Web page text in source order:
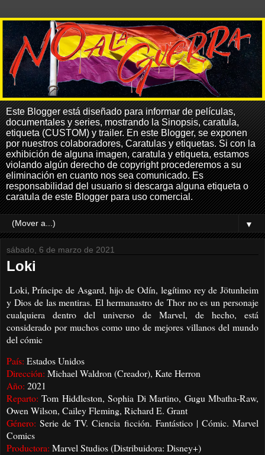
Este Blogger está diseñado para informar de películas,
documentales y series, mostrando la Sinopsis, caratula,
etiqueta (CUSTOM) y trailer. En este Blogger, se exponen
por nuestros colaboradores, Caratulas y etiquetas. Si con la
exhibición de alguna imagen, caratula y etiqueta, estamos
violando algún derecho de copyright procederemos a su
eliminación en cuanto nos sea comunicado. Es
responsabilidad del usuario si descarga alguna etiqueta o
caratula de este Blogger para uso comercial.
▼
sábado, 6 de marzo de 2021
Loki
Loki, Príncipe de Asgard, hijo de Odín, legítimo rey de Jötunheim
y Dios de las mentiras. El hermanastro de Thor no es un personaje
cualquiera dentro del universo de Marvel, de hecho, está
considerado por muchos como uno de mejores villanos del mundo
del cómic
País: Estados Unidos
Dirección: Michael Waldron (Creador), Kate Herron
Año: 2021
Reparto:Tom Hiddleston, Sophia Di Martino, Gugu Mbatha-Raw,
Owen Wilson, Cailey Fleming, Richard E. Grant
Género: Serie de TV. Ciencia ficción. Fantástico | Cómic. Marvel
Comics
Productora: Marvel Studios (Distribuidora: Disney+)